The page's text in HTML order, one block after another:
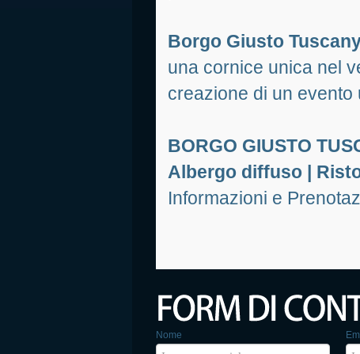
Borgo Giusto
una cornice unica nel
creazione di un evento
BORGO GIUSTO
Albergo diffuso |
Informazioni e
Nome